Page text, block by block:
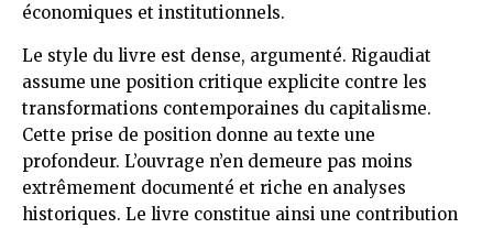
économiques et institutionnels.
Le style du livre est dense, argumenté. Rigaudiat
assume une position critique explicite contre les
transformations contemporaines du capitalisme.
Cette prise de position donne au texte une
profondeur. L’ouvrage n’en demeure pas moins
extrêmement documenté et riche en analyses
historiques. Le livre constitue ainsi une contribution